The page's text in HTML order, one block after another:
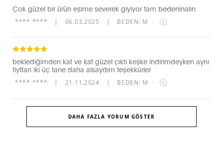
Çok güzel bir ürün eşime severek giyiyor tam bedeninalın
**** **** | 06.03.2025 | BEDEN: M ·
beklediğimden kat ve kat güzel çıktı keşke indirimdeyken aynı
fiyttan iki üç tane daha alsaydım teşekkürler
**** **** | 21.11.2024 | BEDEN: M ·
DAHA FAZLA YORUM GÖSTER